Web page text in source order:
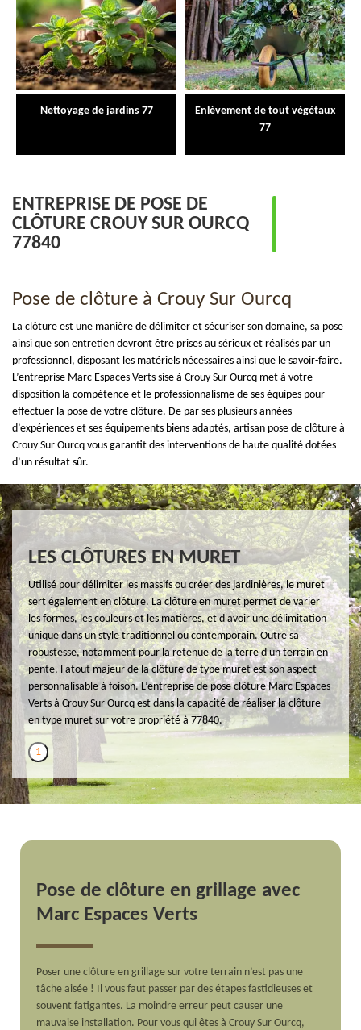
Nettoyage de jardins 77
Enlèvement de tout végétaux
77
ENTREPRISE DE POSE DE
CLÔTURE CROUY SUR OURCQ
77840
Pose de clôture à Crouy Sur Ourcq
La clôture est une manière de délimiter et sécuriser son domaine, sa pose
ainsi que son entretien devront être prises au sérieux et réalisés par un
professionnel, disposant les matériels nécessaires ainsi que le savoir-faire.
L’entreprise Marc Espaces Verts sise à Crouy Sur Ourcq met à votre
disposition la compétence et le professionnalisme de ses équipes pour
effectuer la pose de votre clôture. De par ses plusieurs années
d’expériences et ses équipements biens adaptés, artisan pose de clôture à
Crouy Sur Ourcq vous garantit des interventions de haute qualité dotées
d’un résultat sûr.
LES CLÔTURES EN MURET
Utilisé pour délimiter les massifs ou créer des jardinières, le muret
sert également en clôture. La clôture en muret permet de varier
les formes, les couleurs et les matières, et d'avoir une délimitation
unique dans un style traditionnel ou contemporain. Outre sa
robustesse, notamment pour la retenue de la terre d'un terrain en
pente, l'atout majeur de la clôture de type muret est son aspect
personnalisable à foison. L’entreprise de pose clôture Marc Espaces
Verts à Crouy Sur Ourcq est dans la capacité de réaliser la clôture
en type muret sur votre propriété à 77840.
1
Pose de clôture en grillage avec
Marc Espaces Verts
Poser une clôture en grillage sur votre terrain n’est pas une
tâche aisée ! Il vous faut passer par des étapes fastidieuses et
souvent fatigantes. La moindre erreur peut causer une
mauvaise installation. Pour vous qui êtes à Crouy Sur Ourcq,